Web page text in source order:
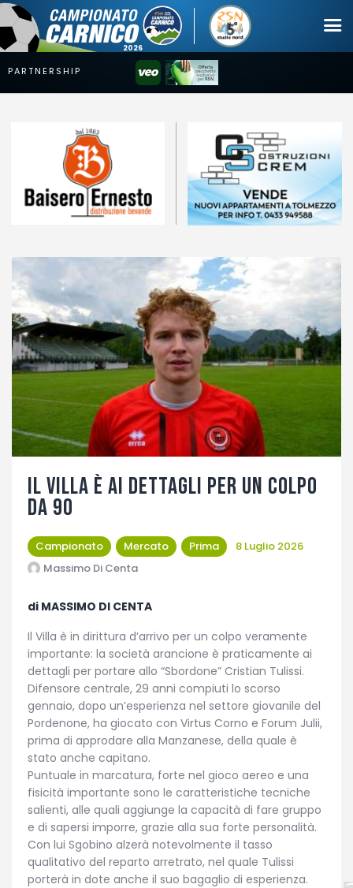
Squadre
Calendari
Mercato
Erreà Cup
Giovanile
Video
Fotogallery
Il Villa è ai dettagli per un colpo
da 90
Campionato Mercato Prima
8 Luglio 2026
Massimo Di Centa
di MASSIMO DI CENTA
Il Villa è in dirittura d’arrivo per un colpo veramente
importante: la società arancione è praticamente ai
dettagli per portare allo “Sbordone” Cristian Tulissi.
Difensore centrale, 29 anni compiuti lo scorso
gennaio, dopo un’esperienza nel settore giovanile del
Pordenone, ha giocato con Virtus Corno e Forum Julii,
prima di approdare alla Manzanese, della quale è
stato anche capitano.
Puntuale in marcatura, forte nel gioco aereo e una
fisicità importante sono le caratteristiche tecniche
salienti, alle quali aggiunge la capacità di fare gruppo
e di sapersi imporre, grazie alla sua forte personalità.
Con lui Sgobino alzerà notevolmente il tasso
qualitativo del reparto arretrato, nel quale Tulissi
porterà in dote anche il suo bagaglio di esperienza.